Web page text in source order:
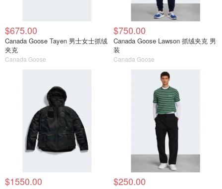
$675.00
Canada Goose Tayen 男士女士抓绒
夹克
Canada Goose
$750.00
Canada Goose Lawson 抓绒夹克 男
装
Canada Goose
$1550.00 $250.00